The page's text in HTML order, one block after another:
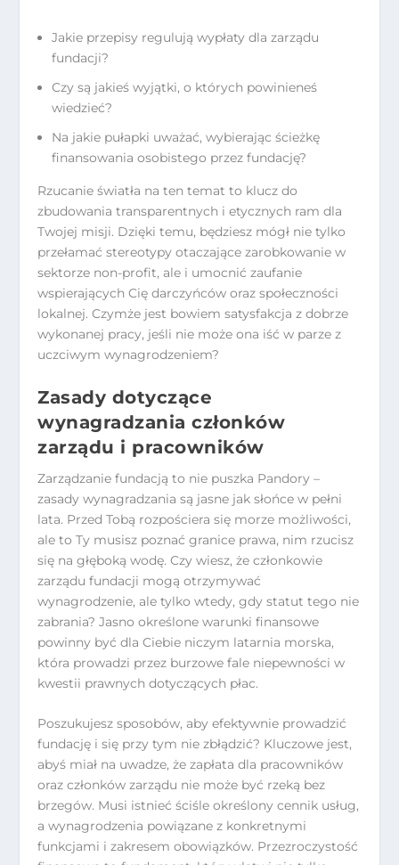
Jakie przepisy regulują wypłaty dla zarządu
fundacji?
Czy są jakieś wyjątki, o których powinieneś
wiedzieć?
Na jakie pułapki uważać, wybierając ścieżkę
finansowania osobistego przez fundację?
Rzucanie światła na ten temat to klucz do
zbudowania transparentnych i etycznych ram dla
Twojej misji. Dzięki temu, będziesz mógł nie tylko
przełamać stereotypy otaczające zarobkowanie w
sektorze non-profit, ale i umocnić zaufanie
wspierających Cię darczyńców oraz społeczności
lokalnej. Czymże jest bowiem satysfakcja z dobrze
wykonanej pracy, jeśli nie może ona iść w parze z
uczciwym wynagrodzeniem?
Zasady dotyczące
wynagradzania członków
zarządu i pracowników
Zarządzanie fundacją to nie puszka Pandory –
zasady wynagradzania są jasne jak słońce w pełni
lata. Przed Tobą rozpościera się morze możliwości,
ale to Ty musisz poznać granice prawa, nim rzucisz
się na głęboką wodę. Czy wiesz, że członkowie
zarządu fundacji mogą otrzymywać
wynagrodzenie, ale tylko wtedy, gdy statut tego nie
zabrania? Jasno określone warunki finansowe
powinny być dla Ciebie niczym latarnia morska,
która prowadzi przez burzowe fale niepewności w
kwestii prawnych dotyczących płac.
Poszukujesz sposobów, aby efektywnie prowadzić
fundację i się przy tym nie zbłądzić? Kluczowe jest,
abyś miał na uwadze, że zapłata dla pracowników
oraz członków zarządu nie może być rzeką bez
brzegów. Musi istnieć ściśle określony cennik usług,
a wynagrodzenia powiązane z konkretnymi
funkcjami i zakresem obowiązków. Przezroczystość